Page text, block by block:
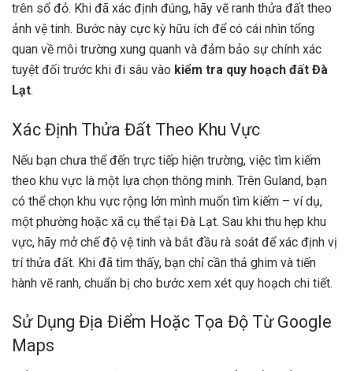
trên sổ đỏ. Khi đã xác định đúng, hãy vẽ ranh thửa đất theo
ảnh vệ tinh. Bước này cực kỳ hữu ích để có cái nhìn tổng
quan về môi trường xung quanh và đảm bảo sự chính xác
tuyệt đối trước khi đi sâu vào kiểm tra quy hoạch đất Đà
Lạt.
Xác Định Thửa Đất Theo Khu Vực
Nếu bạn chưa thể đến trực tiếp hiện trường, việc tìm kiếm
theo khu vực là một lựa chọn thông minh. Trên Guland, bạn
có thể chọn khu vực rộng lớn mình muốn tìm kiếm – ví dụ,
một phường hoặc xã cụ thể tại Đà Lạt. Sau khi thu hẹp khu
vực, hãy mở chế độ vệ tinh và bắt đầu rà soát để xác định vị
trí thửa đất. Khi đã tìm thấy, bạn chỉ cần thả ghim và tiến
hành vẽ ranh, chuẩn bị cho bước xem xét quy hoạch chi tiết.
Sử Dụng Địa Điểm Hoặc Tọa Độ Từ Google
Maps